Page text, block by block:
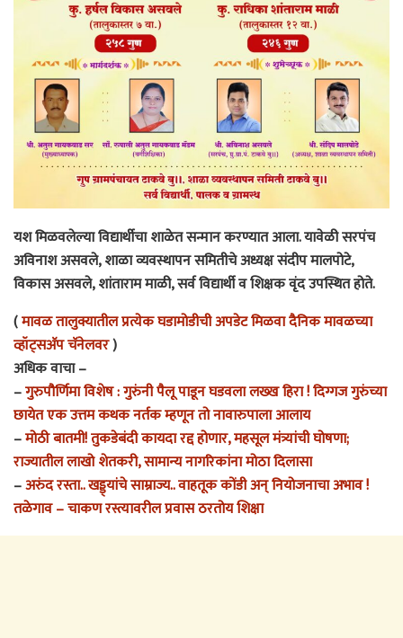
यश मिळवलेल्या विद्यार्थीचा शाळेत सन्मान करण्यात आला. यावेळी सरपंच
अविनाश असवले, शाळा व्यवस्थापन समितीचे अध्यक्ष संदीप मालपोटे,
विकास असवले, शांताराम माळी, सर्व विद्यार्थी व शिक्षक वृंद उपस्थित होते.
(मावळ तालुक्यातील प्रत्येक घडामोडीची अपडेट मिळवा दैनिक मावळच्या
व्हॉट्सअ‍ॅप चॅनेलवर)
अधिक वाचा –
–गुरुपौर्णिमा विशेष : गुरुंनी पैलू पाडून घडवला लख्ख हिरा ! दिग्गज गुरुंच्या
छायेत एक उत्तम कथक नर्तक म्हणून तो नावारुपाला आलाय
–मोठी बातमी! तुकडेबंदी कायदा रद्द होणार, महसूल मंत्र्यांची घोषणा;
राज्यातील लाखो शेतकरी, सामान्य नागरिकांना मोठा दिलासा
–अरुंद रस्ता.. खड्ड्यांचे साम्राज्य.. वाहतूक कोंडी अन् नियोजनाचा अभाव !
तळेगाव – चाकण रस्त्यावरील प्रवास ठरतोय शिक्षा